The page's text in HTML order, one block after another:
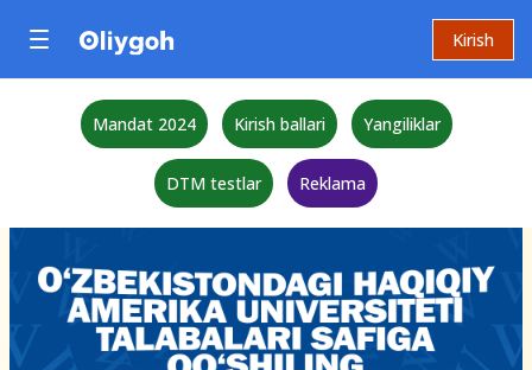
Kirish
Mandat 2024 Kirish ballari Yangiliklar
DTM testlar Reklama